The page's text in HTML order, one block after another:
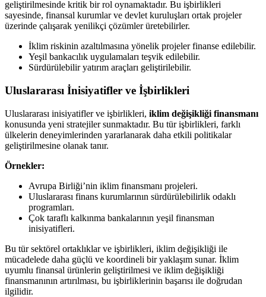
geliştirilmesinde kritik bir rol oynamaktadır. Bu işbirlikleri
sayesinde, finansal kurumlar ve devlet kuruluşları ortak projeler
üzerinde çalışarak yenilikçi çözümler üretebilirler.
İklim riskinin azaltılmasına yönelik projeler finanse edilebilir.
Yeşil bankacılık uygulamaları teşvik edilebilir.
Sürdürülebilir yatırım araçları geliştirilebilir.
Uluslararası İnisiyatifler ve İşbirlikleri
Uluslararası inisiyatifler ve işbirlikleri, iklim değişikliği finansmanı
konusunda yeni stratejiler sunmaktadır. Bu tür işbirlikleri, farklı
ülkelerin deneyimlerinden yararlanarak daha etkili politikalar
geliştirilmesine olanak tanır.
Örnekler:
Avrupa Birliği’nin iklim finansmanı projeleri.
Uluslararası finans kurumlarının sürdürülebilirlik odaklı
programları.
Çok taraflı kalkınma bankalarının yeşil finansman
inisiyatifleri.
Bu tür sektörel ortaklıklar ve işbirlikleri, iklim değişikliği ile
mücadelede daha güçlü ve koordineli bir yaklaşım sunar. İklim
uyumlu finansal ürünlerin geliştirilmesi ve iklim değişikliği
finansmanının artırılması, bu işbirliklerinin başarısı ile doğrudan
ilgilidir.